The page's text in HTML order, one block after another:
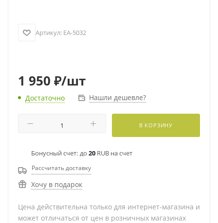
Артикул: EA-5032
1 950 ₽/шт
Достаточно Нашли дешевле?
В КОРЗИНУ
Бонусный счет: до 20 RUB на счет
Рассчитать доставку
Хочу в подарок
Цена действительна только для интернет-магазина и
может отличаться от цен в розничных магазинах